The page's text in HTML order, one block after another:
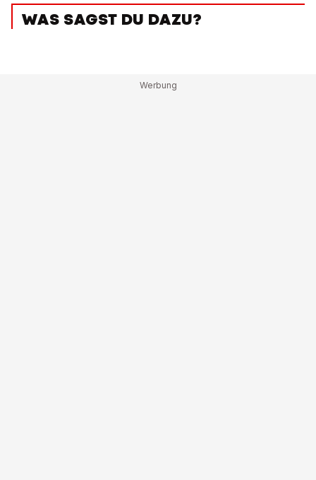
WAS SAGST DU DAZU?